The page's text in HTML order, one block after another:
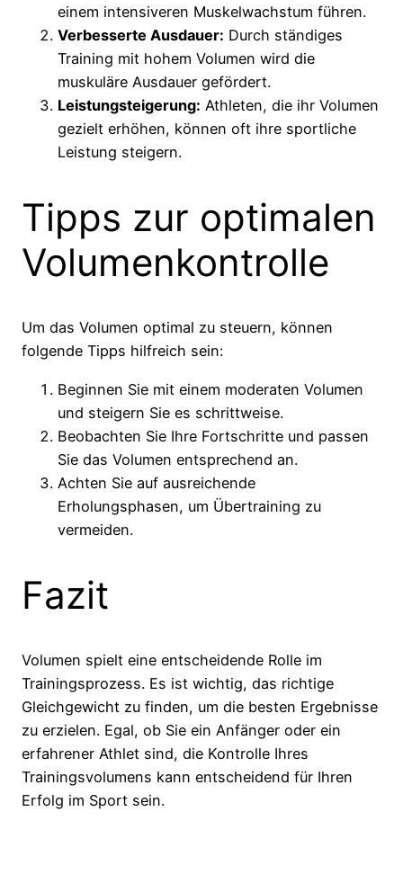
einem intensiveren Muskelwachstum führen.
Verbesserte Ausdauer: Durch ständiges
Training mit hohem Volumen wird die
muskuläre Ausdauer gefördert.
Leistungsteigerung: Athleten, die ihr Volumen
gezielt erhöhen, können oft ihre sportliche
Leistung steigern.
Tipps zur optimalen
Volumenkontrolle
Um das Volumen optimal zu steuern, können
folgende Tipps hilfreich sein:
Beginnen Sie mit einem moderaten Volumen
und steigern Sie es schrittweise.
Beobachten Sie Ihre Fortschritte und passen
Sie das Volumen entsprechend an.
Achten Sie auf ausreichende
Erholungsphasen, um Übertraining zu
vermeiden.
Fazit
Volumen spielt eine entscheidende Rolle im
Trainingsprozess. Es ist wichtig, das richtige
Gleichgewicht zu finden, um die besten Ergebnisse
zu erzielen. Egal, ob Sie ein Anfänger oder ein
erfahrener Athlet sind, die Kontrolle Ihres
Trainingsvolumens kann entscheidend für Ihren
Erfolg im Sport sein.